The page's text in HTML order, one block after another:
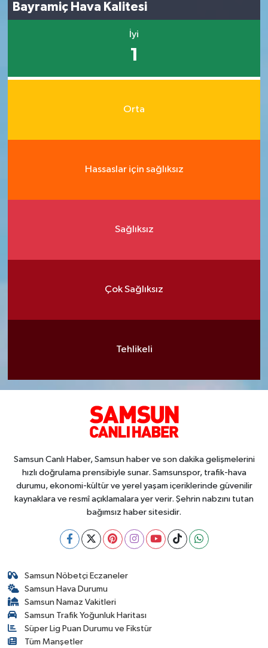
Bayramiç Hava Kalitesi
İyi
1
Orta
Hassaslar için sağlıksız
Sağlıksız
Çok Sağlıksız
Tehlikeli
Samsun Canlı Haber, Samsun haber ve son dakika gelişmelerini
hızlı doğrulama prensibiyle sunar. Samsunspor, trafik-hava
durumu, ekonomi-kültür ve yerel yaşam içeriklerinde güvenilir
kaynaklara ve resmî açıklamalara yer verir. Şehrin nabzını tutan
bağımsız haber sitesidir.
Samsun Nöbetçi Eczaneler
Samsun Hava Durumu
Samsun Namaz Vakitleri
Samsun Trafik Yoğunluk Haritası
Süper Lig Puan Durumu ve Fikstür
Tüm Manşetler